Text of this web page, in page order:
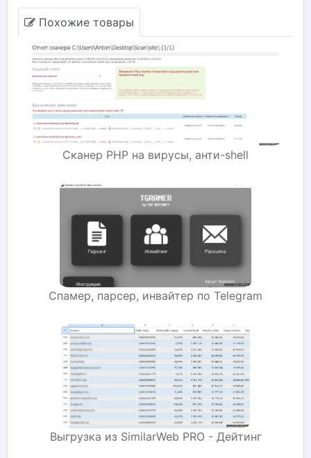
Похожие товары
Сканер PHP на вирусы, анти-shell
Спамер, парсер, инвайтер по Telegram
Выгрузка из SimilarWeb PRO - Дейтинг